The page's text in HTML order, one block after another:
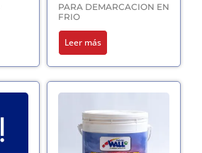
PARA DEMARCACION EN
FRIO
Leer más